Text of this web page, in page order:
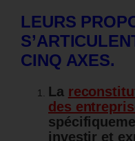
LEURS
CINQ AXES.
La
des
investir et